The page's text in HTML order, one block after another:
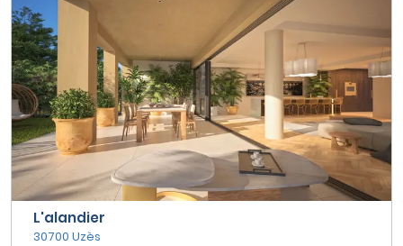
L'alandier
30700 Uzès